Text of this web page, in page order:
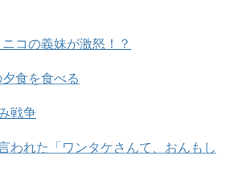
コの義妹が激怒！？
食を食べる
戦争
われた「ワンタケさんて、おんもし